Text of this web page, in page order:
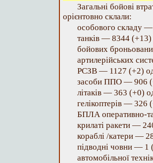
Загальні бойові
орієнтовно склали:
особового складу
танків — 8344 (+13)
бойових
артилерійських
РСЗВ — 1127 (+2)
засоби ППО — 906
літаків — 363 (+0)
гелікоптерів — 326
БПЛА оперативно-
крилаті ракети —
кораблі /катери —
підводні човни — 1
автомобільної